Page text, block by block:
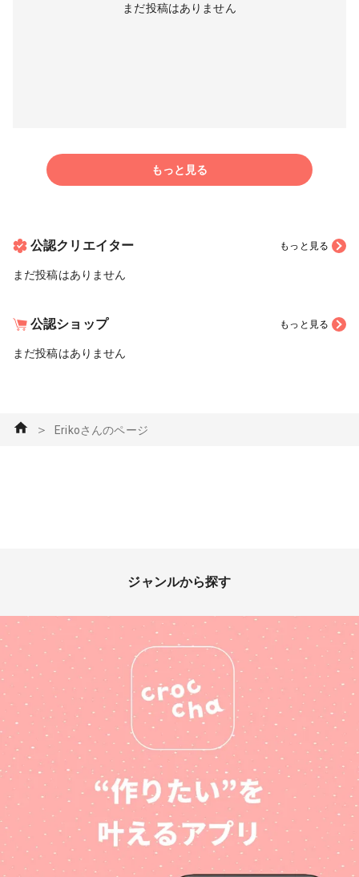
まだ投稿はありません
もっと見る
公認クリエイター もっと見る
まだ投稿はありません
公認ショップ もっと見る
まだ投稿はありません
＞ Erikoさんのページ
ジャンルから探す